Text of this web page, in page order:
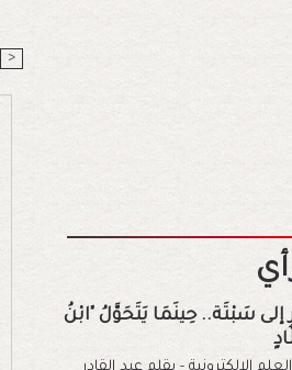
>
إلى سَبْتَة.. حِينَمَا يَتَحَوَّلُ "ابْنُ